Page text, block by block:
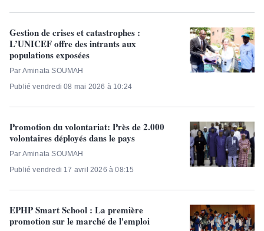
Gestion de crises et catastrophes :
L’UNICEF offre des intrants aux
populations exposées
Par Aminata SOUMAH
Publié vendredi 08 mai 2026 à 10:24
Promotion du volontariat: Près de 2.000
volontaires déployés dans le pays
Par Aminata SOUMAH
Publié vendredi 17 avril 2026 à 08:15
EPHP Smart School : La première
promotion sur le marché de l'emploi